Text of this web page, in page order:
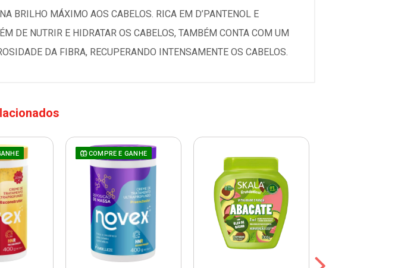
BRILHO MÁXIMO AOS CABELOS. RICA EM D’PANTENOL E
DE NUTRIR E HIDRATAR OS CABELOS, TAMBÉM CONTA COM UM
DA FIBRA, RECUPERANDO INTENSAMENTE OS CABELOS.
COMPRE E GANHE